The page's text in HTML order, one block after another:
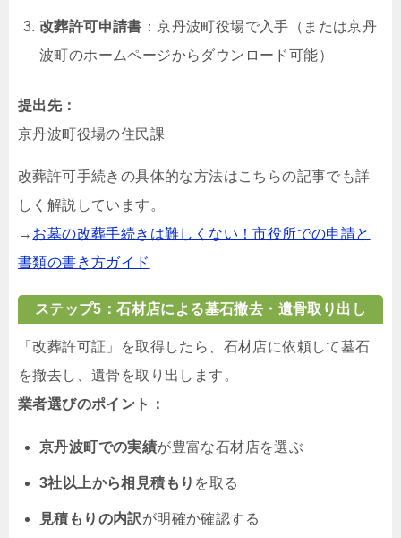
改葬許可申請書 ：京丹波町役場で入手（または京丹
波町のホームページからダウンロード可能）
提出先：
京丹波町役場の住民課
改葬許可手続きの具体的な方法はこちらの記事でも詳
しく解説しています。
→ お墓の改葬手続きは難しくない！市役所での申請と
書類の書き方ガイド
ステップ5：石材店による墓石撤去・遺骨取り出し
「改葬許可証」を取得したら、石材店に依頼して墓石
を撤去し、遺骨を取り出します。
業者選びのポイント：
京丹波町での実績が豊富な石材店を選ぶ
3社以上から相見積もり を取る
見積もりの内訳が明確か確認する